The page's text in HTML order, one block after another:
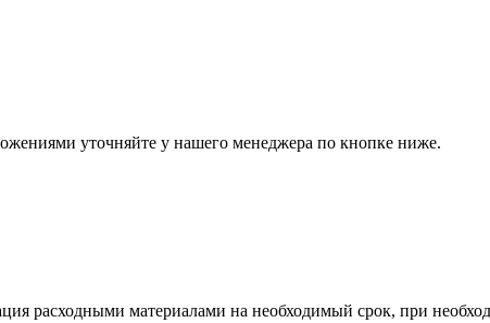
уточняйте у нашего менеджера по кнопке ниже.
расходными материалами на необходимый срок, при